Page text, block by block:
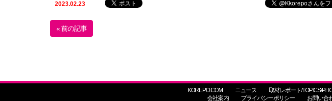
2023.02.23
« 前の記事
KOREPO.COM ニュース 取材レポート/TOPICS/
会社案内
プライバシーポリシー お問い合